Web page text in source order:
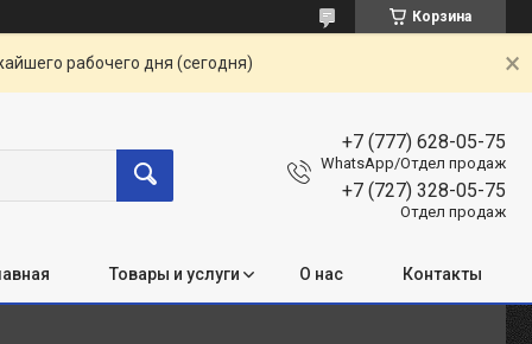
Корзина
рабочего дня (сегодня)
+7 (777) 628-05-75
WhatsApp/Отдел продаж
+7 (727) 328-05-75
Отдел продаж
Товары и услуги О нас Контакты